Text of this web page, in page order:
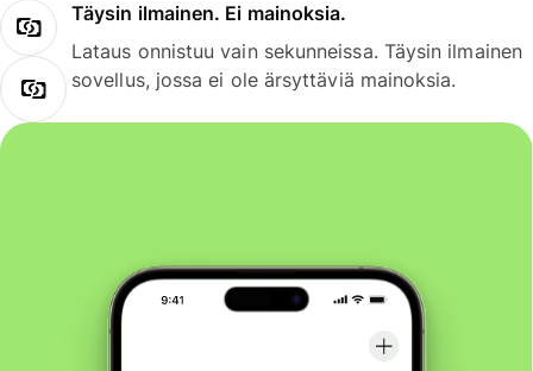
Täysin ilmainen. Ei mainoksia.
Lataus onnistuu vain sekunneissa. Täysin ilmainen
sovellus, jossa ei ole ärsyttäviä mainoksia.